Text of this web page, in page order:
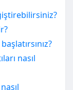
nasıl